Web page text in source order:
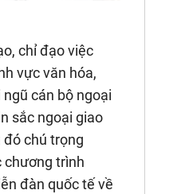
chỉ đạo việc
vực văn hóa,
cán bộ ngoại
sắc ngoại giao
đó chú trọng
chương trình
đàn quốc tế về